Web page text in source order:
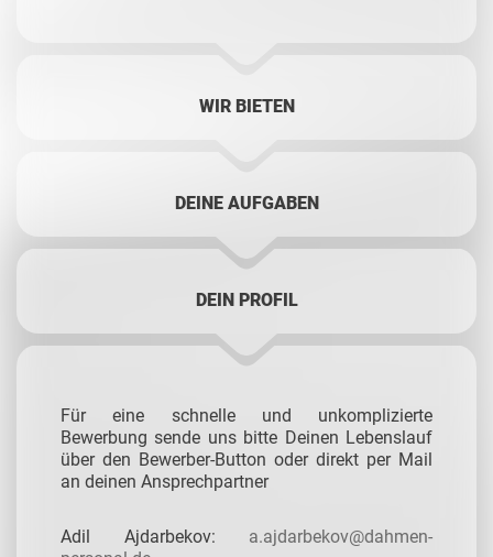
WIR BIETEN
DEINE AUFGABEN
DEIN PROFIL
Für eine schnelle und unkomplizierte
Bewerbung sende uns bitte Deinen Lebenslauf
über den Bewerber-Button oder direkt per Mail
an deinen Ansprechpartner
Adil Ajdarbekov: a.ajdarbekov@dahmen-